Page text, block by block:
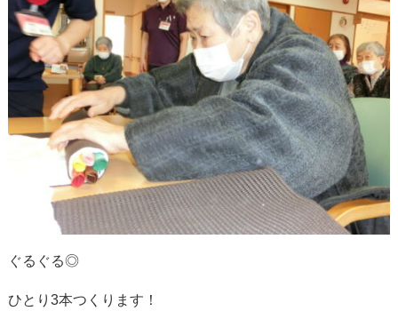
ぐるぐる◎
ひとり3本つくります！